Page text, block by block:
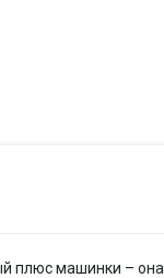
3
плюс машинки –